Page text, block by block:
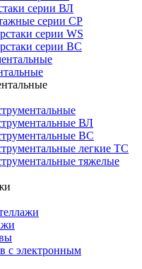
серии ВЛ
серии СР
серии WS
серии ВС
ВЛ
ВС
легкие ТС
тяжелые
с электронным